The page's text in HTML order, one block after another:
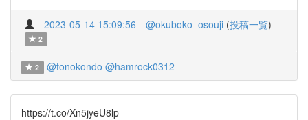
2023-05-14 15:09:56 @okuboko_osouji (投稿一覧)
2
2 @tonokondo @hamrock0312
https://t.co/Xn5jyeU8lp